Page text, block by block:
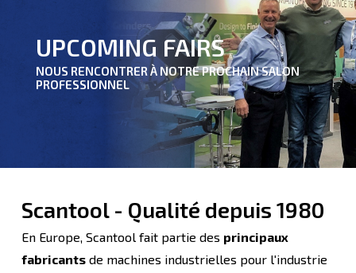
UPCOMING FAIRS
NOUS RENCONTRER À NOTRE PROCHAIN SALON
PROFESSIONNEL
Scantool - Qualité depuis 1980
En Europe, Scantool fait partie des principaux
fabricantsde machines industrielles pour l'industrie